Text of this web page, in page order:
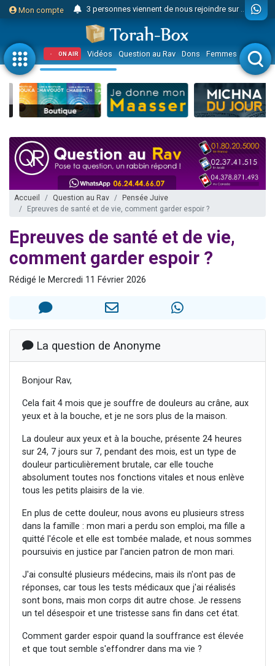
Mon compte 3 personnes viennent de nous rejoindre sur WhatsApp
Odaya vient de donner son Maasser
3 personnes viennent de faire un don pour 5 jours de vacances aux Orphelins
3 personnes viennent de faire un don pour Diane, 80 ans, dans un appartement insalubre
2 personnes viennent de nous rejoindre sur WhatsApp
13 personnes viennent de demander une bénédiction
30 personnes viennent de faire un don pour Sauvez la jambe de Yohan
Il reste 49 places pour étudier en groupe sur Zoom
12 nouvelles musiques dans Torah-Box Music
3 personnes viennent de nous rejoindre sur WhatsApp
2 nouvelles musiques dans Torah-Box Music
8 personnes viennent de faire un don pour Tsédaka : pauvres d'Israel
Il reste 49 places pour étudier en groupe sur Zoom
Nathaniel vient de donner son Maasser
4 personnes viennent de nous rejoindre sur WhatsApp
ON AIR Vidéos Question au Rav Dons Femmes Enfants
Accueil Question au Rav
Pensée Juive
Epreuves de santé et de vie, comment garder espoir ?
Epreuves de santé et de vie,
comment garder espoir ?
Rédigé le Mercredi 11 Février 2026
La question de Anonyme
Bonjour Rav,
Cela fait 4 mois que je souffre de douleurs au crâne, aux
yeux et à la bouche, et je ne sors plus de la maison.
La douleur aux yeux et à la bouche, présente 24 heures
sur 24, 7 jours sur 7, pendant des mois, est un type de
douleur particulièrement brutale, car elle touche
absolument toutes nos fonctions vitales et nous enlève
tous les petits plaisirs de la vie.
En plus de cette douleur, nous avons eu plusieurs stress
dans la famille : mon mari a perdu son emploi, ma fille a
quitté l'école et elle est tombée malade, et nous sommes
poursuivis en justice par l'ancien patron de mon mari.
J'ai consulté plusieurs médecins, mais ils n'ont pas de
réponses, car tous les tests médicaux que j'ai réalisés
sont bons, mais mon corps dit autre chose. Je ressens
un tel désespoir et une tristesse sans fin dans cet état.
Comment garder espoir quand la souffrance est élevée
et que tout semble s'effondrer dans ma vie ?